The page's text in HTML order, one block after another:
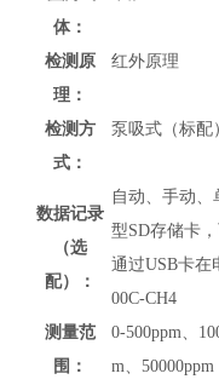
体：
检测原
理：
红外原理
检测方
式：
泵吸式（标配
数据记录
（选
配）：
自动、手动
型SD存储卡
通过USB卡在
00C-CH4
测量范
围：
0-500ppm、
m、